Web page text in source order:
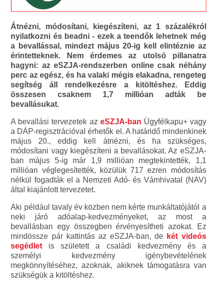
Átnézni, módosítani, kiegészíteni, az 1 százalékról
nyilatkozni és beadni - ezek a teendők lehetnek még
a bevallással, mindezt május 20-ig kell elintéznie az
érintetteknek. Nem érdemes az utolsó pillanatra
hagyni: az eSZJA-rendszerben online csak néhány
perc az egész, és ha valaki mégis elakadna, rengeteg
segítség áll rendelkezésre a kitöltéshez. Eddig
összesen csaknem 1,7 millióan adták be
bevallásukat.
A bevallási tervezetek az eSZJA-ban Ügyfélkapu+ vagy
a DÁP-regisztrációval érhetők el. A határidő mindenkinek
május 20., eddig kell átnézni, és ha szükséges,
módosítani vagy kiegészíteni a bevallásokat. Az eSZJA-
ban május 5-ig már 1,9 millióan megtekintették, 1,1
millióan véglegesítették, közülük 717 ezren módosítás
nélkül fogadták el a Nemzeti Adó- és Vámhivatal (NAV)
által kiajánlott tervezetet.
Aki például tavaly év közben nem kérte munkáltatójától a
neki járó adóalap-kedvezményeket, az most a
bevallásban egy összegben érvényesítheti azokat. Ez
mindössze pár kattintás az eSZJA-ban, de két videós
segédlet is született a családi kedvezmény és a
személyi kedvezmény igénybevételének
megkönnyítéséhez, azoknak, akiknek támogatásra van
szükségük a kitöltéshez.